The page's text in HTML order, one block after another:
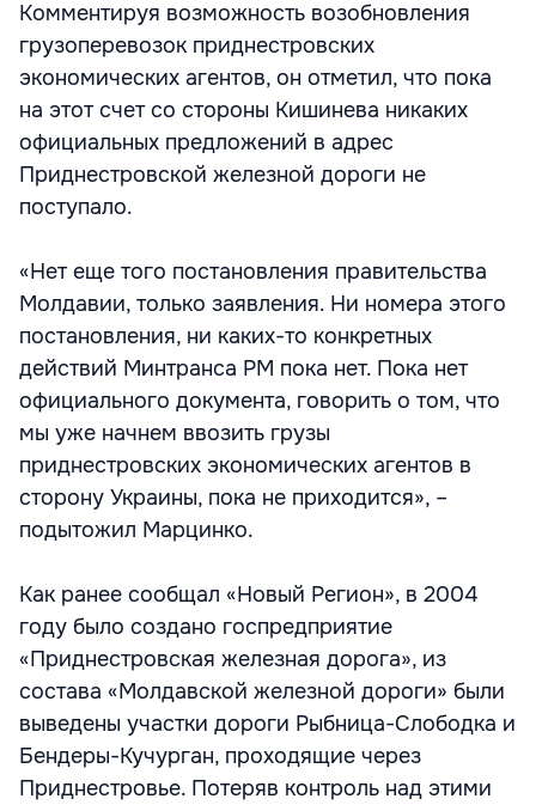
Комментируя возможность возобновления
грузоперевозок приднестровских
экономических агентов, он отметил, что пока
на этот счет со стороны Кишинева никаких
официальных предложений в адрес
Приднестровской железной дороги не
поступало.
«Нет еще того постановления правительства
Молдавии, только заявления. Ни номера этого
постановления, ни каких-то конкретных
действий Минтранса РМ пока нет. Пока нет
официального документа, говорить о том, что
мы уже начнем ввозить грузы
приднестровских экономических агентов в
сторону Украины, пока не приходится», –
подытожил Марцинко.
Как ранее сообщал «Новый Регион», в 2004
году было создано госпредприятие
«Приднестровская железная дорога», из
состава «Молдавской железной дороги» были
выведены участки дороги Рыбница-Слободка и
Бендеры-Кучурган, проходящие через
Приднестровье. Потеряв контроль над этими